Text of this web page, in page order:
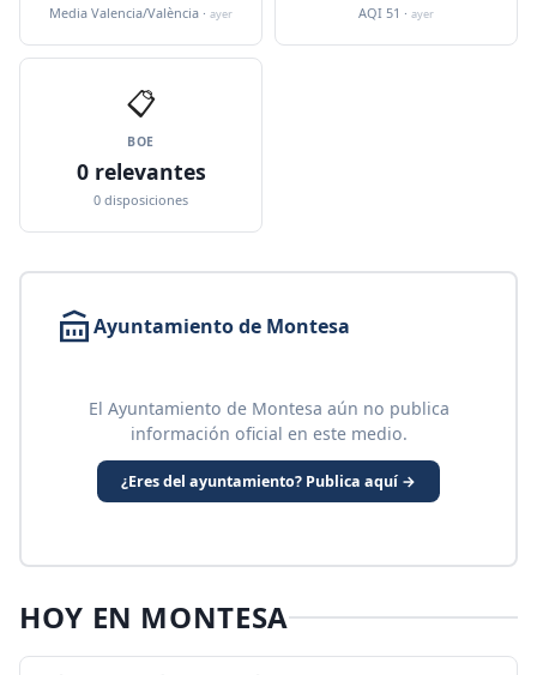
Media Valencia/València · ayer AQI 51 · ayer
📋
BOE
0 relevantes
0 disposiciones
Ayuntamiento de Montesa
El Ayuntamiento de Montesa aún no publica
información oficial en este medio.
¿Eres del ayuntamiento? Publica aquí →
HOY EN MONTESA